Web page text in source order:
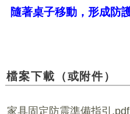
隨著桌子移動，形成防
檔案下載（或附件）
家具固定防震準備指引.pdf